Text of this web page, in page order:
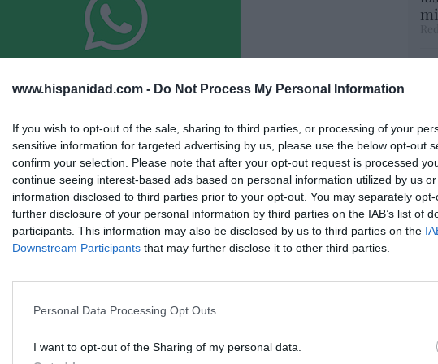
www.hispanidad.com - Do Not Process My Personal Information
If you wish to opt-out of the sale, sharing to third parties, or processing of your
sensitive information for targeted advertising by us, please use the below opt-out
confirm your selection. Please note that after your opt-out request is processed
continue seeing interest-based ads based on personal information utilized by us
information disclosed to third parties prior to your opt-out. You may separately
further disclosure of your personal information by third parties on the IAB’s list of
participants. This information may also be disclosed by us to third parties on the
Downstream Participants that may further disclose it to other third parties.
Personal Data Processing Opt Outs
I want to opt-out of the Sharing of my personal data.
ECONOMÍA
BBVA. Torres no se ha atrevido a acabar con Onur
Genç, mientras Rodríguez Soler le exige que le
nombre CEO... y exhibe músculo
Eulogio López 07/08/26 07:57
OPINIÓN
OPINIÓN